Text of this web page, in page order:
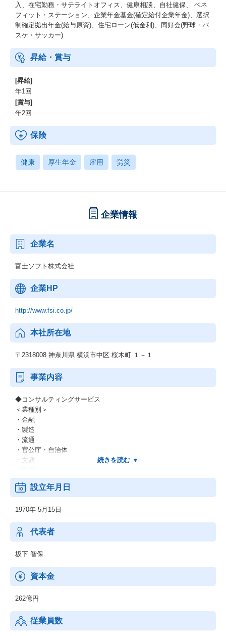
入、在宅勤務・サテライトオフィス、健康相談、自社健保、 ベネ
フィット・ステーション、企業年金基金(確定給付企業年金)、選択
制確定拠出年金(給与原資)、住宅ローン(低金利)、同好会(野球・バ
スケ・サッカー)
昇給・賞与
[昇給]
年1回
[賞与]
年2回
保険
健康 厚生年金 雇用 労災
企業情報
企業名
富士ソフト株式会社
企業HP
http://www.fsi.co.jp/
本社所在地
〒2318008 神奈川県 横浜市中区 桜木町 １－１
事業内容
◆コンサルティングサービス
＜業種別＞
・金融
・製造
・流通
・官公庁・自治体
・文教
・他
＜業務別＞
・CRM
・SFA
・SCM
・ERP
・WEB
＜IT基盤、ネットワーク＞
・ネットワーク
・先端IT
・ミドルウェア
◆制御系システムサービス
設立年月日
1970年 5月15日
代表者
坂下 智保
資本金
262億円
従業員数